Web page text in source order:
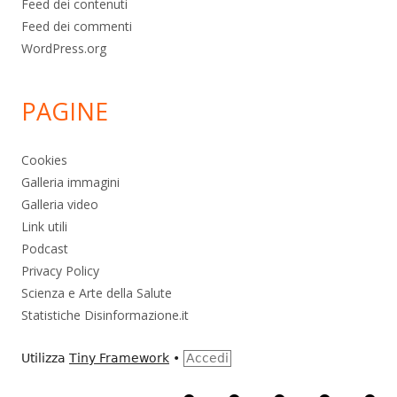
Feed dei contenuti
Feed dei commenti
WordPress.org
PAGINE
Cookies
Galleria immagini
Galleria video
Link utili
Podcast
Privacy Policy
Scienza e Arte della Salute
Statistiche Disinformazione.it
Utilizza Tiny Framework • Accedi